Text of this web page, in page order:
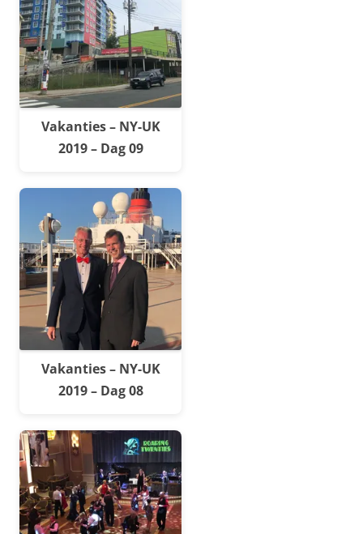
Vakanties – NY-UK
2019 – Dag 09
Vakanties – NY-UK
2019 – Dag 08